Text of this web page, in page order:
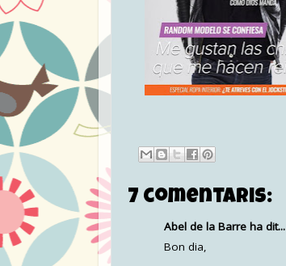
7 comentaris:
Abel de la Barre ha dit...
Bon dia,